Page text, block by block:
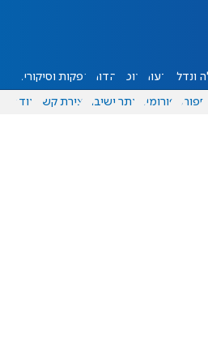
ונדל"ן דעות אוכל יהדות הפקות וסיקורים
ספורט פורומים אתר ישיבה יצירת קשר עוד